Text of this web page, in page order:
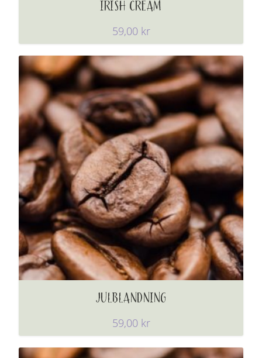
IRISH CREAM
59,00 kr
JULBLANDNING
59,00 kr